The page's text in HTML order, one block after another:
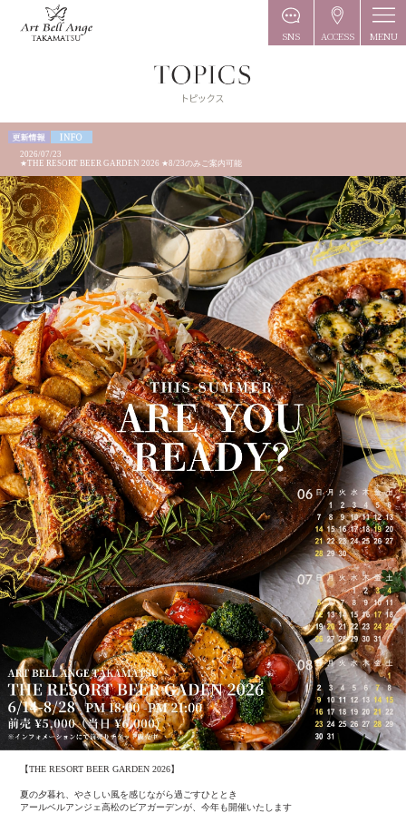
SNS ACCESS MENU
2026/07/23
★THE RESORT BEER GARDEN 2026 ★8/23のみご案内可能
【THE RESORT BEER GARDEN 2026】
夏の夕暮れ、やさしい風を感じながら過ごすひととき
アールベルアンジェ高松のビアガーデンが、今年も開催いたします